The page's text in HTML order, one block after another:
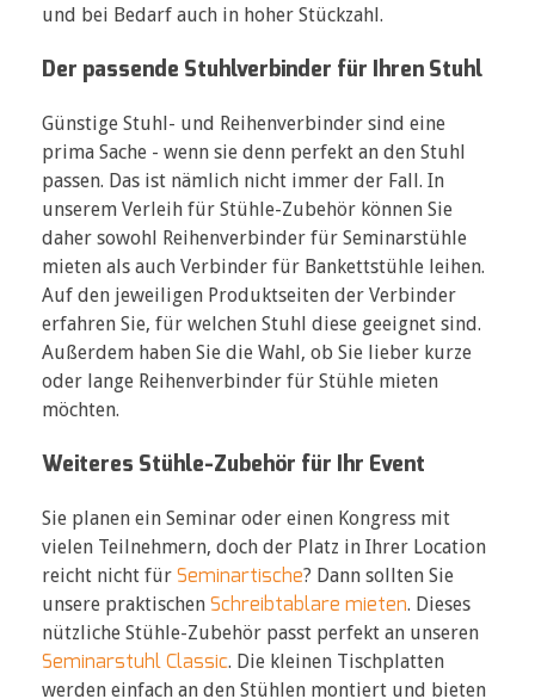
und bei Bedarf auch in hoher Stückzahl.
Der passende Stuhlverbinder für Ihren Stuhl
Günstige Stuhl- und Reihenverbinder sind eine
prima Sache - wenn sie denn perfekt an den Stuhl
passen. Das ist nämlich nicht immer der Fall. In
unserem Verleih für Stühle-Zubehör können Sie
daher sowohl Reihenverbinder für Seminarstühle
mieten als auch Verbinder für Bankettstühle leihen.
Auf den jeweiligen Produktseiten der Verbinder
erfahren Sie, für welchen Stuhl diese geeignet sind.
Außerdem haben Sie die Wahl, ob Sie lieber kurze
oder lange Reihenverbinder für Stühle mieten
möchten.
Weiteres Stühle-Zubehör für Ihr Event
Sie planen ein Seminar oder einen Kongress mit
vielen Teilnehmern, doch der Platz in Ihrer Location
reicht nicht für Seminartische? Dann sollten Sie
unsere praktischen Schreibtablare mieten. Dieses
nützliche Stühle-Zubehör passt perfekt an unseren
Seminarstuhl Classic. Die kleinen Tischplatten
werden einfach an den Stühlen montiert und bieten